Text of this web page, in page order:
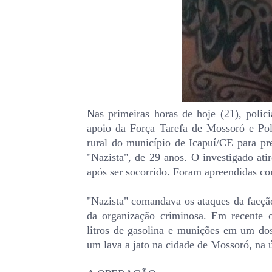
Nas primeiras horas de hoje (21),
apoio da Força Tarefa de Mossoró e
rural do município de Icapuí/CE para
"Nazista", de 29 anos. O investigado
após ser socorrido. Foram apreendidas
"Nazista" comandava os ataques da
da organização criminosa. Em
litros de gasolina e munições em um
um lava a jato na cidade de Mossoró,